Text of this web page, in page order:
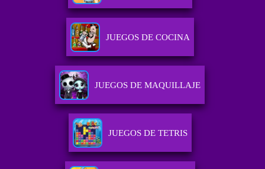
JUEGOS DE COCINA
JUEGOS DE MAQUILLAJE
JUEGOS DE TETRIS